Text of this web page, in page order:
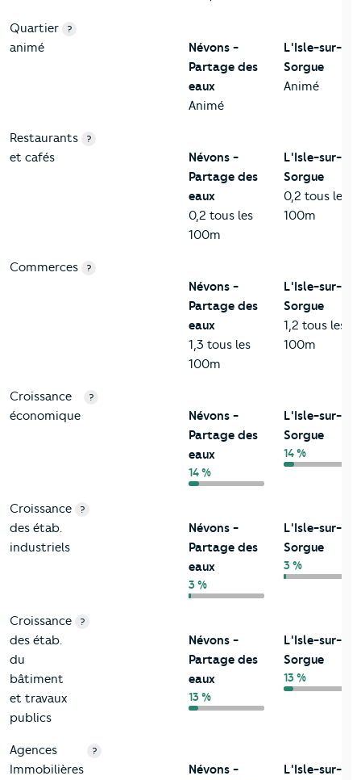
Quartier
animé
?
Névons -
Partage des
eaux
Animé
L'Isle-sur-la-
Sorgue
Animé
Restaurants
et cafés
?
Névons -
Partage des
eaux
0,2 tous les
100m
L'Isle-sur-la-
Sorgue
0,2 tous les
100m
Commerces ?
Névons -
Partage des
eaux
1,3 tous les
100m
L'Isle-sur-la-
Sorgue
1,2 tous les
100m
Croissance
économique
?
Névons -
Partage des
eaux
14 %
L'Isle-sur-la-
Sorgue
14 %
Croissance
des étab.
industriels
?
Névons -
Partage des
eaux
3 %
L'Isle-sur-la-
Sorgue
3 %
Croissance
des étab.
du
bâtiment
et travaux
publics
?
Névons -
Partage des
eaux
13 %
L'Isle-sur-la-
Sorgue
13 %
Agences
Immobilières
?
Névons -
L'Isle-sur-la-